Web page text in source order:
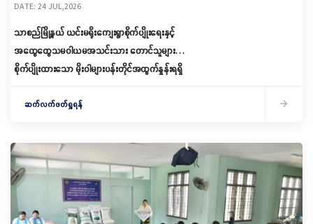
DATE: 24 JUL,2026
သာစည်မြို့နယ် ယင်းမရိုးကျေးရွာစိုက်ပျိုးရေးနှင့်
အထွေထွေသမဝါယမအသင်းသား တောင်သူများ
စိုက်ပျိုးထားသော မိုးဝါများပန်းတိုင်အထွက်နှုန်းရရှိ
ဆက်လက်ဖတ်ရှုရန်